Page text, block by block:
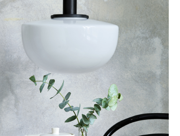
vyrábí sklo již od roku 1994. Za jejím založením stojí
sklo se vyrábí ručně v malé rodinné dílně v Čechách.
Crystal?
staré časy, ale zároveň je nadčasový
bezolovnatého skla
které se proměňují podle dopadu světla